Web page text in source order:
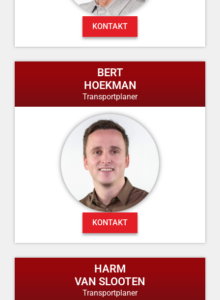
KONTAKT
BERT
HOEKMAN
Transportplaner
KONTAKT
HARM
VAN SLOOTEN
Transportplaner